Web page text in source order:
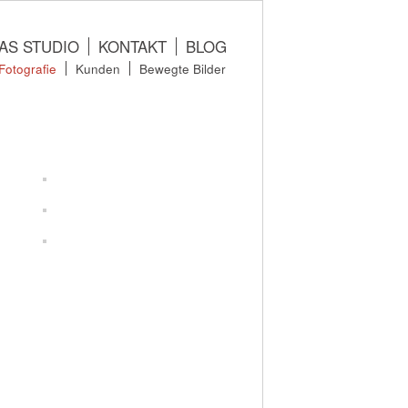
STUDIO KONTAKT BLOG
Fotografie Kunden Bewegte Bilder